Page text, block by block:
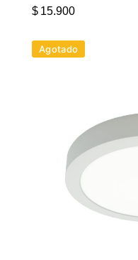
$ 15.900
Agotado